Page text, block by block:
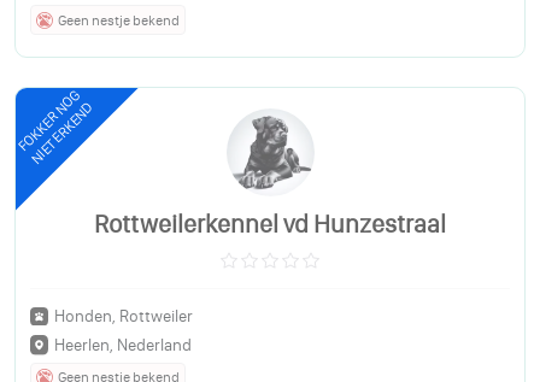
Geen nestje bekend
FOKKER NOG
NIET ERKEND
Rottweilerkennel vd Hunzestraal
Honden, Rottweiler
Heerlen, Nederland
Geen nestje bekend